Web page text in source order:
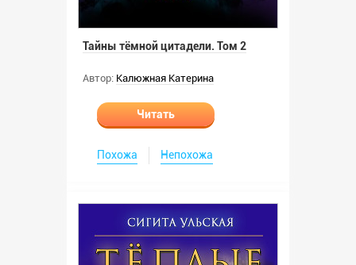
Тайны тёмной цитадели. Том 2
Автор: Калюжная Катерина
Читать
Похожа Непохожа